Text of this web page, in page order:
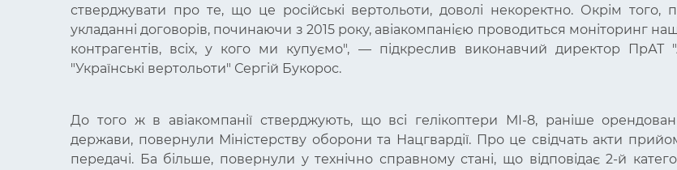
стверджувати про те, що це російські вертольоти, доволі некоректно. Окрім того,
укладанні договорів, починаючи з 2015 року, авіакомпанією проводиться моніторинг
контрагентів, всіх, у кого ми купуємо", — підкреслив виконавчий директор ПрАТ
"Українські вертольоти" Сергій Букорос.
До того ж в авіакомпанії стверджують, що всі гелікоптери МІ-8, раніше
держави, повернули Міністерству оборони та Нацгвардії. Про це свідчать акти
передачі. Ба більше, повернули у технічно справному стані, що відповідає 2-й